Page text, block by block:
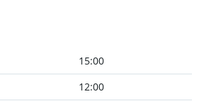
15:00
12:00